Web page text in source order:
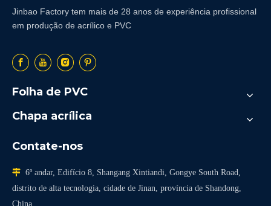
Jinbao Factory tem mais de 28 anos de experiência profissional
em produção de acrílico e PVC
Folha de PVC
Chapa acrílica
Contate-nos
 6º andar, Edifício 8, Shangang Xintiandi, Gongye South Road,
distrito de alta tecnologia, cidade de Jinan, província de Shandong,
China